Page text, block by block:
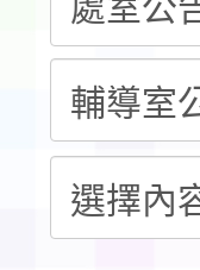
程安
「桃
展演
請一